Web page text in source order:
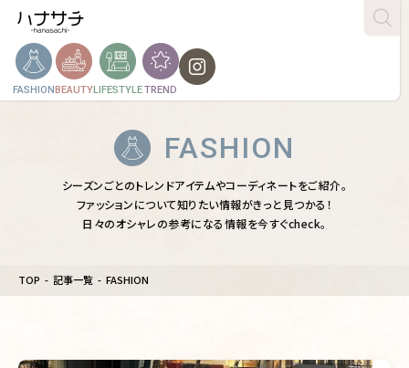
FASHIONBEAUTYLIFESTYLETREND
FASHION
シーズンごとのトレンドアイテムやコーディネートをご紹介。
ファッションについて知りたい情報がきっと見つかる！
日々のオシャレの参考になる情報を今すぐcheck。
TOP 記事一覧 FASHION